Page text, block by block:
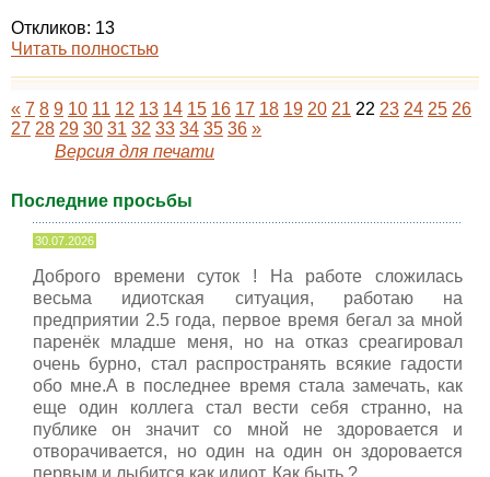
Откликов: 13
Читать полностью
« 7 8 9 10 11 12 13 14 15 16 17 18 19 20 21 22 23 24 25 26
27 28 29 30 31 32 33 34 35 36 »
Версия для печати
Последние просьбы
30.07.2026
Доброго времени суток ! На работе сложилась
весьма идиотская ситуация, работаю на
предприятии 2.5 года, первое время бегал за мной
паренёк младше меня, но на отказ среагировал
очень бурно, стал распространять всякие гадости
обо мне.А в последнее время стала замечать, как
еще один коллега стал вести себя странно, на
публике он значит со мной не здоровается и
отворачивается, но один на один он здоровается
первым и лыбится как идиот. Как быть ?